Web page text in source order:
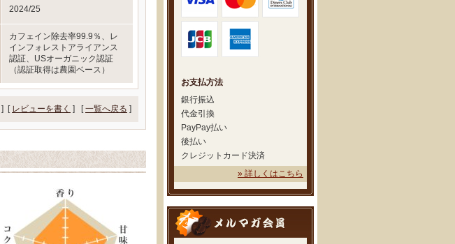
お支払方法
銀行振込
代金引換
PayPay払い
後払い
クレジットカード決済
» 詳しくはこちら
2024/25
カフェイン除去率99.9％、レ
インフォレストアライアンス
認証、USオーガニック認証
（認証取得は農園ベース）
] [ レビューを書く ] [一覧へ戻る ]